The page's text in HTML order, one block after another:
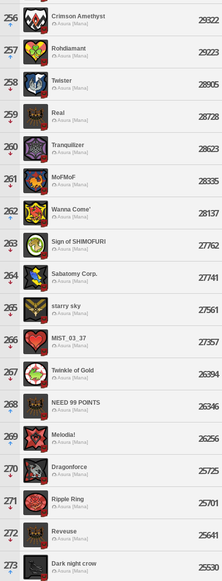
256 Crimson Amethyst
Asura [Mana] 29322
257 Rohdiamant
Asura [Mana] 29223
258 Twister
Asura [Mana] 28905
259 Real
Asura [Mana] 28728
260 Tranquilizer
Asura [Mana] 28623
261 MoFMoF
Asura [Mana] 28335
262 Wanna Come'
Asura [Mana] 28137
263 Sign of SHIMOFURI
Asura [Mana] 27762
264 Sabatomy Corp.
Asura [Mana] 27741
265 starry sky
Asura [Mana] 27561
266 MIST_03_37
Asura [Mana] 27357
267 Twinkle of Gold
Asura [Mana] 26394
268 NEED 99 POINTS
Asura [Mana] 26346
269 Melodia!
Asura [Mana] 26256
270 Dragonforce
Asura [Mana] 25725
271 Ripple Ring
Asura [Mana] 25701
272 Reveuse
Asura [Mana] 25641
273 Dark night crow
Asura [Mana] 25530